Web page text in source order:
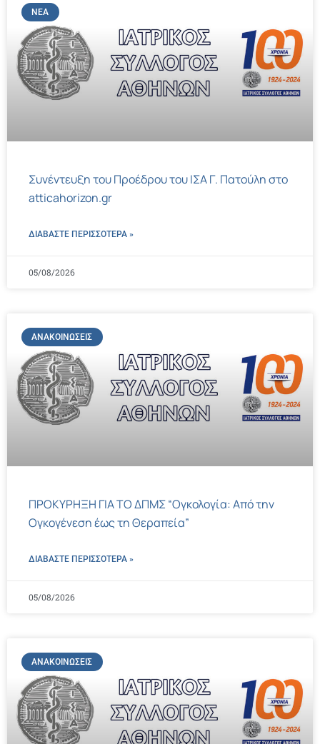
ΝΈΑ
Συνέντευξη του Προέδρου του ΙΣΑ Γ. Πατούλη στο
atticahorizon.gr
ΔΙΑΒΑΣΤΕ ΠΕΡΙΣΣΌΤΕΡΑ »
05/08/2026
ΑΝΑΚΟΙΝΏΣΕΙΣ
ΠΡΟΚΥΡΗΞΗ ΓΙΑ ΤΟ ΔΠΜΣ “Ογκολογία: Από την
Ογκογένεση έως τη Θεραπεία”
ΔΙΑΒΑΣΤΕ ΠΕΡΙΣΣΌΤΕΡΑ »
05/08/2026
ΑΝΑΚΟΙΝΏΣΕΙΣ